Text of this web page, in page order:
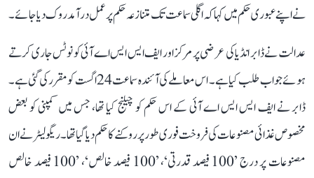
نے اپنے عبوری حکم میں کہا کہ اگلی سماعت تک متنازعہ حکم پر عمل درآمد روک دیا جائے۔
عدالت نے ڈابر انڈیا کی عرضی پر مرکز اور ایف ایس ایس اے آئی کو نوٹس جاری کرتے
ہوئے جواب طلب کیا ہے۔ اس معاملے کی آئندہ سماعت 24 اگست کو مقرر کی گئی ہے۔
ڈابر نے ایف ایس ایس اے آئی کے اس حکم کو چیلنج کیا تھا، جس میں کمپنی کو بعض
مخصوص غذائی مصنوعات کی فروخت فوری طور پر روکنے کا حکم دیا گیا تھا۔ ریگولیٹر نے ان
مصنوعات پر درج ’100 فیصد قدرتی‘، ’100 فیصد خالص‘، ’100 فیصد خالص